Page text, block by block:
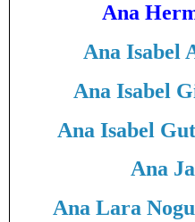
Ana
Ana Isabel
Ana Isabel
Ana Isabel
Ana
Ana Lara